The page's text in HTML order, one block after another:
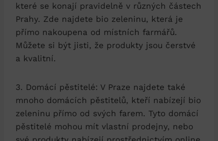
které se konají pravidelně v⁢ různých částech
Prahy. Zde najdete bio zeleninu, která je
přímo nakoupena od místních farmářů.⁤
Můžete‍ si být jisti, že ​produkty jsou čerstvé
a‌ kvalitní.
3. Domácí pěstitelé: V Praze najdete ‌také
mnoho domácích pěstitelů, kteří nabízejí bio
zeleninu‌ přímo ​od svých⁤ farem.⁢ Tyto domácí
pěstitelé mohou ​mít⁤ vlastní prodejny, nebo